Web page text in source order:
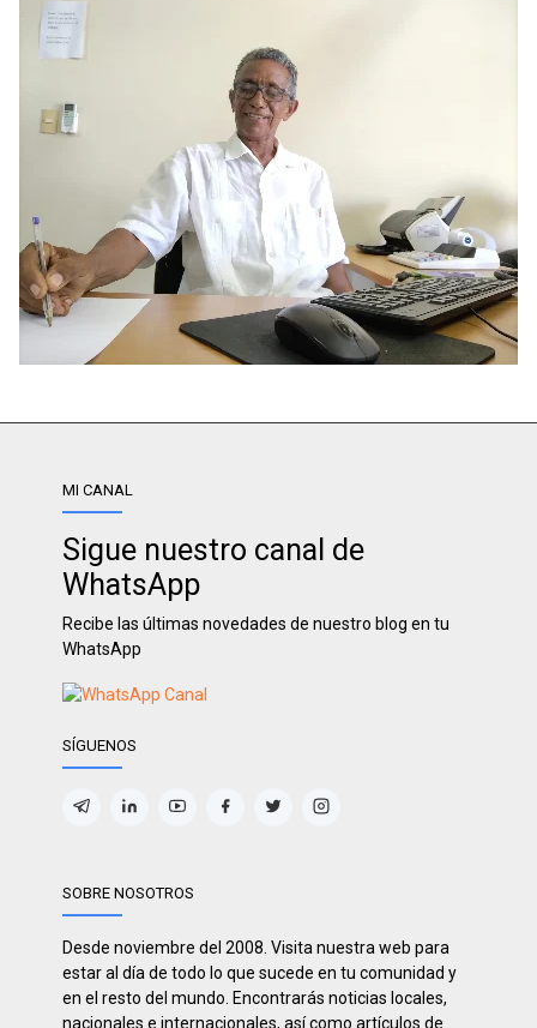
MI CANAL
Sigue nuestro canal de
WhatsApp
Recibe las últimas novedades de nuestro blog en tu
WhatsApp
SÍGUENOS
SOBRE NOSOTROS
Desde noviembre del 2008. Visita nuestra web para
estar al día de todo lo que sucede en tu comunidad y
en el resto del mundo. Encontrarás noticias locales,
nacionales e internacionales, así como artículos de